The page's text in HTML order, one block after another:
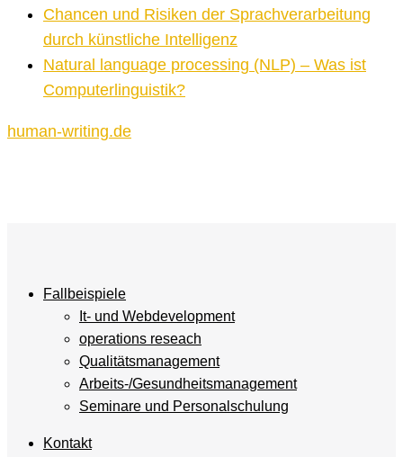
Chancen und Risiken der Sprachverarbeitung
durch künstliche Intelligenz
Natural language processing (NLP) – Was ist
Computerlinguistik?
human-writing.de
Fallbeispiele
It- und Webdevelopment
operations reseach
Qualitätsmanagement
Arbeits-/Gesundheitsmanagement
Seminare und Personalschulung
Kontakt